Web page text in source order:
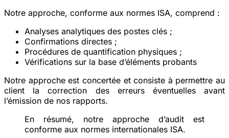
Notre approche, conforme aux normes ISA, comprend :
Analyses analytiques des postes clés ;
Confirmations directes ;
Procédures de quantification physiques ;
Vérifications sur la base d’éléments probants
Notre approche est concertée et consiste à permettre au
client la correction des erreurs éventuelles avant
l’émission de nos rapports.
En résumé, notre approche d’audit est
conforme aux normes internationales ISA.